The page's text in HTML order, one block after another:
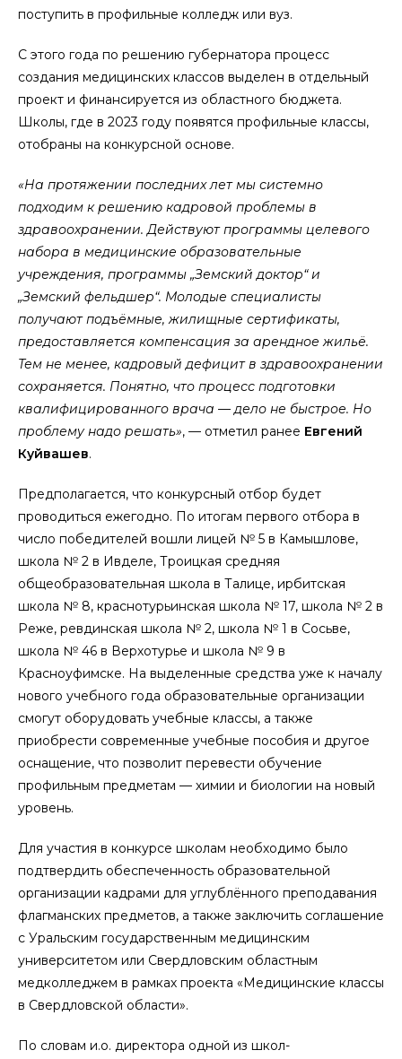
поступить в профильные колледж или вуз.
С этого года по решению губернатора процесс
создания медицинских классов выделен в отдельный
проект и финансируется из областного бюджета.
Школы, где в 2023 году появятся профильные классы,
отобраны на конкурсной основе.
«На протяжении последних лет мы системно
подходим к решению кадровой проблемы в
здравоохранении. Действуют программы целевого
набора в медицинские образовательные
учреждения, программы „Земский доктор“ и
„Земский фельдшер“. Молодые специалисты
получают подъёмные, жилищные сертификаты,
предоставляется компенсация за арендное жильё.
Тем не менее, кадровый дефицит в здравоохранении
сохраняется. Понятно, что процесс подготовки
квалифицированного врача — дело не быстрое. Но
проблему надо решать», — отметил ранее Евгений
Куйвашев.
Предполагается, что конкурсный отбор будет
проводиться ежегодно. По итогам первого отбора в
число победителей вошли лицей № 5 в Камышлове,
школа № 2 в Ивделе, Троицкая средняя
общеобразовательная школа в Талице, ирбитская
школа № 8, краснотурьинская школа № 17, школа № 2 в
Реже, ревдинская школа № 2, школа № 1 в Сосьве,
школа № 46 в Верхотурье и школа № 9 в
Красноуфимске. На выделенные средства уже к началу
нового учебного года образовательные организации
смогут оборудовать учебные классы, а также
приобрести современные учебные пособия и другое
оснащение, что позволит перевести обучение
профильным предметам — химии и биологии на новый
уровень.
Для участия в конкурсе школам необходимо было
подтвердить обеспеченность образовательной
организации кадрами для углублённого преподавания
флагманских предметов, а также заключить соглашение
с Уральским государственным медицинским
университетом или Свердловским областным
медколледжем в рамках проекта «Медицинские классы
в Свердловской области».
По словам и.о. директора одной из школ-